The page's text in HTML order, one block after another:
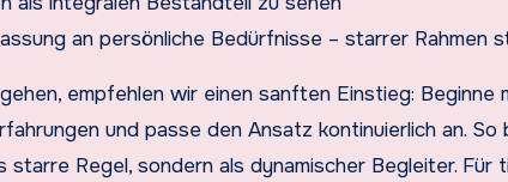
an persönliche Bedürfnisse – starrer Rahmen
empfehlen wir einen sanften Einstieg: Beginne
und passe den Ansatz kontinuierlich an. So
starre Regel, sondern als dynamischer Begleiter. Für